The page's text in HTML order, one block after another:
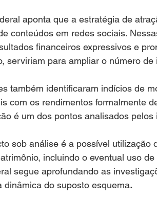
aponta que a estratégia de
conteúdos em redes sociais.
financeiros expressivos e
serviriam para ampliar o número
também identificaram indícios de
com os rendimentos formalmente
é um dos pontos analisados
sob análise é a possível utilização
incluindo o eventual uso
segue aprofundando as
dinâmica do suposto esquema.